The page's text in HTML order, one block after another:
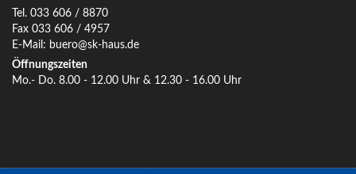
Tel. 033 606 / 8870
Fax 033 606 / 4957
E-Mail: buero@sk-haus.de
Öffnungszeiten
Mo.- Do. 8.00 - 12.00 Uhr & 12.30 - 16.00 Uhr